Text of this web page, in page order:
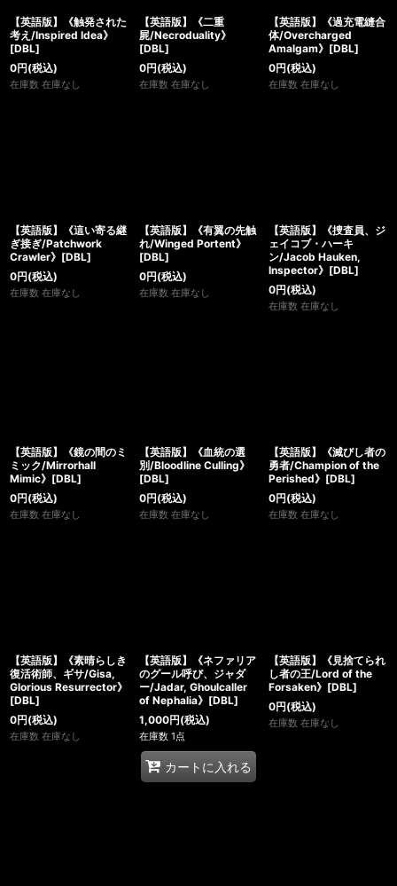
【英語版】《触発された
考え/Inspired Idea》
[DBL]
0円(税込)
在庫数 在庫なし
【英語版】《二重
屍/Necroduality》
[DBL]
0円(税込)
在庫数 在庫なし
【英語版】《過充電縫合
体/Overcharged
Amalgam》[DBL]
0円(税込)
在庫数 在庫なし
【英語版】《這い寄る継
ぎ接ぎ/Patchwork
Crawler》[DBL]
0円(税込)
在庫数 在庫なし
【英語版】《有翼の先触
れ/Winged Portent》
[DBL]
0円(税込)
在庫数 在庫なし
【英語版】《捜査員、ジ
ェイコブ・ハーキ
ン/Jacob Hauken,
Inspector》[DBL]
0円(税込)
在庫数 在庫なし
【英語版】《鏡の間のミ
ミック/Mirrorhall
Mimic》[DBL]
0円(税込)
在庫数 在庫なし
【英語版】《血統の選
別/Bloodline Culling》
[DBL]
0円(税込)
在庫数 在庫なし
【英語版】《滅びし者の
勇者/Champion of the
Perished》[DBL]
0円(税込)
在庫数 在庫なし
【英語版】《素晴らしき
復活術師、ギサ/Gisa,
Glorious Resurrector》
[DBL]
0円(税込)
在庫数 在庫なし
【英語版】《ネファリア
のグール呼び、ジャダ
ー/Jadar, Ghoulcaller
of Nephalia》[DBL]
1,000円(税込)
在庫数 1点
カートに入れる
【英語版】《見捨てられ
し者の王/Lord of the
Forsaken》[DBL]
0円(税込)
在庫数 在庫なし